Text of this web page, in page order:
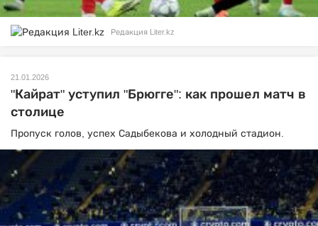
Редакция Liter.kz
21.01.2026
"Кайрат" уступил "Брюгге": как прошел матч в
столице
Пропуск голов, успех Садыбекова и холодный стадион.